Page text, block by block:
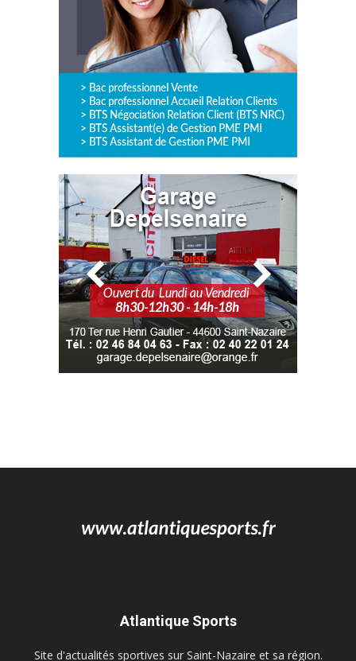
Atlantique Sports
Site d'actualités sportives sur Saint-Nazaire et sa région.